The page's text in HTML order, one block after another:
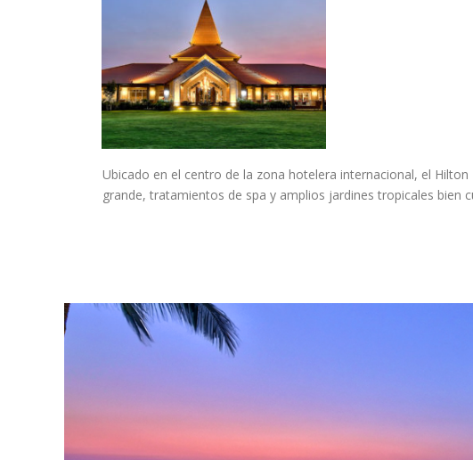
Ubicado en el centro de la zona hotelera internacional, el
grande, tratamientos de spa y amplios jardines tropicales bien